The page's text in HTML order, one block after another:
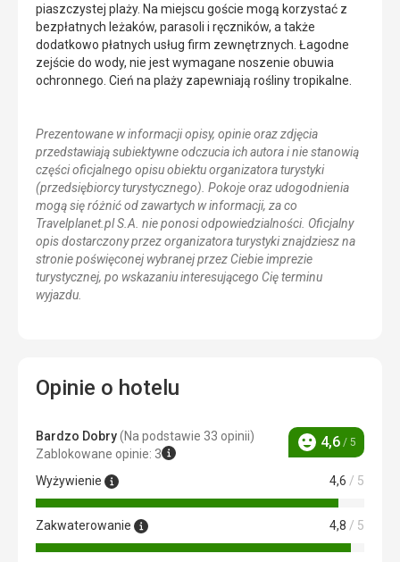
piaszczystej plaży. Na miejscu goście mogą korzystać z
bezpłatnych leżaków, parasoli i ręczników, a także
dodatkowo płatnych usług firm zewnętrznych. Łagodne
zejście do wody, nie jest wymagane noszenie obuwia
ochronnego. Cień na plaży zapewniają rośliny tropikalne.
Prezentowane w informacji opisy, opinie oraz zdjęcia
przedstawiają subiektywne odczucia ich autora i nie stanowią
części oficjalnego opisu obiektu organizatora turystyki
(przedsiębiorcy turystycznego). Pokoje oraz udogodnienia
mogą się różnić od zawartych w informacji, za co
Travelplanet.pl S.A. nie ponosi odpowiedzialności. Oficjalny
opis dostarczony przez organizatora turystyki znajdziesz na
stronie poświęconej wybranej przez Ciebie imprezie
turystycznej, po wskazaniu interesującego Cię terminu
wyjazdu.
Opinie o hotelu
Bardzo Dobry(Na podstawie 33 opinii)
Zablokowane opinie: 3
Ocena
4,6 / 5
Wyżywienie 4,6 / 5
Zakwaterowanie 4,8 / 5